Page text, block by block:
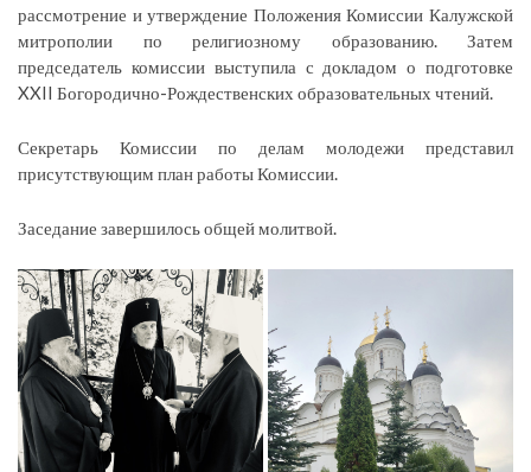
рассмотрение и утверждение Положения Комиссии Калужской
митрополии по религиозному образованию. Затем
председатель комиссии выступила с докладом о подготовке
XXII Богородично-Рождественских образовательных чтений.
Секретарь Комиссии по делам молодежи представил
присутствующим план работы Комиссии.
Заседание завершилось общей молитвой.